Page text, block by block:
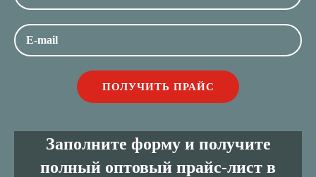
Заполните форму и получите
полный оптовый прайс-лист в